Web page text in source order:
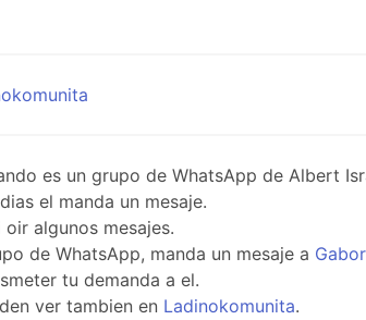
es un grupo de WhatsApp de Albert
el manda un mesaje.
algunos mesajes.
de WhatsApp, manda un mesaje a Gabor
tu demanda a el.
ver tambien en Ladinokomunita.